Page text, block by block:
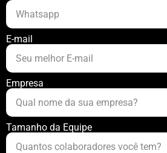
E-mail
Empresa
Tamanho da Equipe